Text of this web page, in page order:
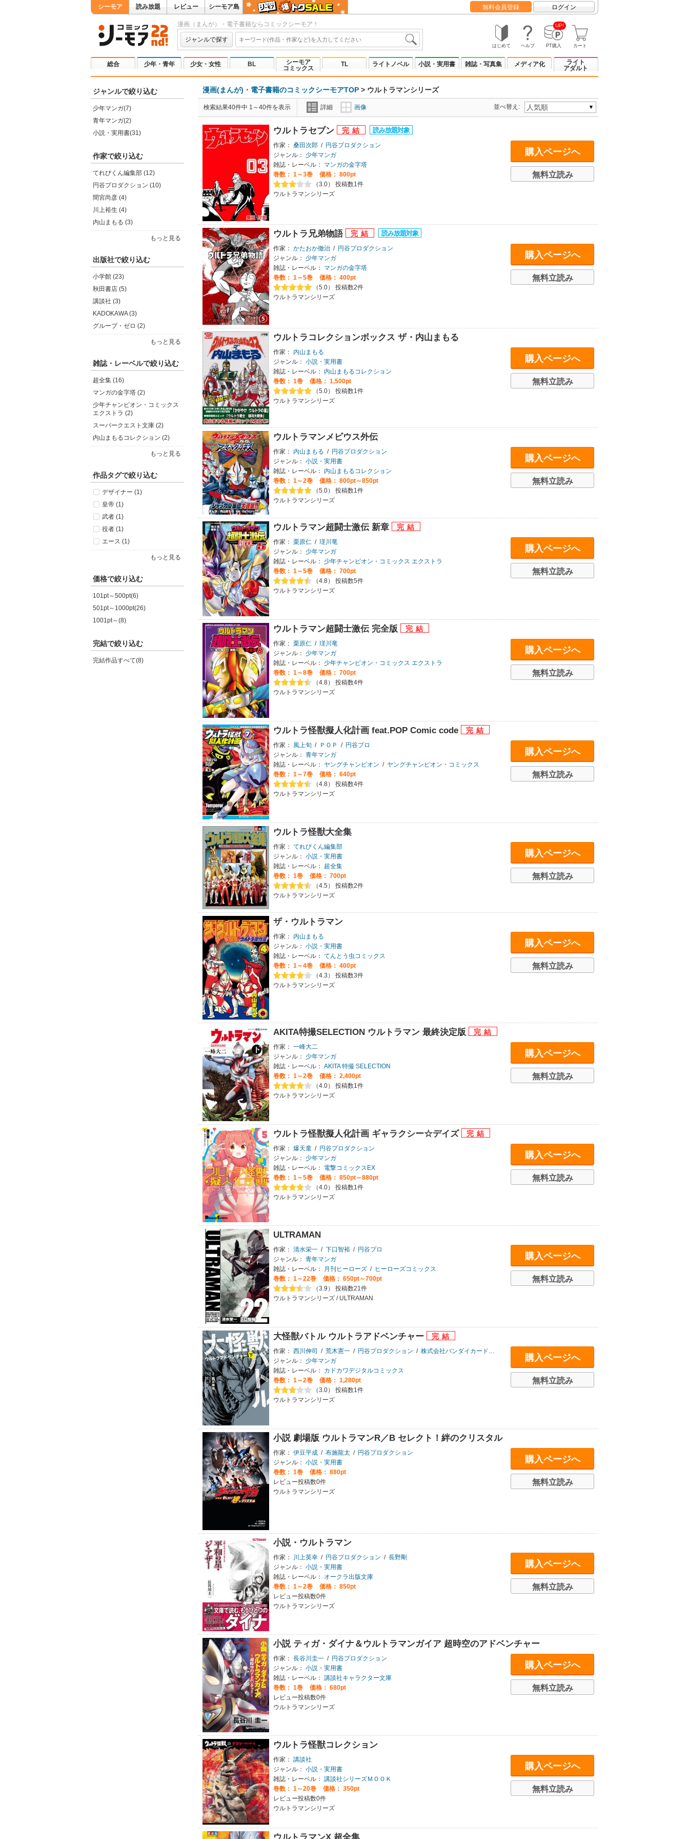
シーモア 読み放題 レビュー シーモア島 無料会員登録 ログイン
漫画（まんが）・電子書籍ならコミックシーモア！
ジャンルで探す
はじめて ヘルプ
UP!
PT購入 カート
総合 少年・青年 少女・女性 BL
シーモア
コミックス
TL ライトノベル 小説・実用書 雑誌・写真集 メディア化
ライト
アダルト
ジャンルで絞り込む
少年マンガ(7)
青年マンガ(2)
小説・実用書(31)
作家で絞り込む
てれびくん編集部 (12)
円谷プロダクション (10)
間宮尚彦 (4)
川上裕生 (4)
内山まもる (3)
もっと見る
出版社で絞り込む
小学館 (23)
秋田書店 (5)
講談社 (3)
KADOKAWA (3)
グループ・ゼロ (2)
もっと見る
雑誌・レーベルで絞り込む
超全集 (16)
マンガの金字塔 (2)
少年チャンピオン・コミックス
エクストラ (2)
スーパークエスト文庫 (2)
内山まもるコレクション (2)
もっと見る
作品タグで絞り込む
デザイナー (1)
皇帝 (1)
武者 (1)
役者 (1)
エース (1)
もっと見る
価格で絞り込む
101pt～500pt(6)
501pt～1000pt(26)
1001pt～(8)
完結で絞り込む
完結作品すべて(8)
漫画(まんが)・電子書籍のコミックシーモアTOP > ウルトラマンシリーズ
検索結果40件中 1～40件を表示 詳細 画像 並べ替え:
ウルトラセブン
作家： 桑田次郎 /
円谷プロダクション
ジャンル：
少年マンガ
雑誌・レーベル：
マンガの金字塔
巻数： 1～3巻
価格： 800pt
（3.0） 投稿数1件
ウルトラマンシリーズ
購入ページへ
無料立読み
ウルトラ兄弟物語
作家： かたおか徹治 / 円谷プロダクション
ジャンル：
少年マンガ
雑誌・レーベル：
マンガの金字塔
巻数： 1～5巻
価格： 400pt
（5.0） 投稿数2件
ウルトラマンシリーズ
購入ページへ
無料立読み
ウルトラコレクションボックス ザ・内山まもる
作家：
内山まもる
ジャンル： 小説・実用書
雑誌・レーベル：
内山まもるコレクション
巻数： 1巻
価格： 1,500pt
（5.0） 投稿数1件
ウルトラマンシリーズ
購入ページへ
無料立読み
ウルトラマンメビウス外伝
作家： 内山まもる /
円谷プロダクション
ジャンル： 小説・実用書
雑誌・レーベル：
内山まもるコレクション
巻数： 1～2巻
価格： 800pt～850pt
（5.0） 投稿数1件
ウルトラマンシリーズ
購入ページへ
無料立読み
ウルトラマン超闘士激伝 新章
作家： 栗原仁 / 瑳川竜
ジャンル：
少年マンガ
雑誌・レーベル：
少年チャンピオン・コミックス エクストラ
巻数： 1～5巻
価格： 700pt
（4.8） 投稿数5件
ウルトラマンシリーズ
購入ページへ
無料立読み
ウルトラマン超闘士激伝 完全版
作家： 栗原仁 / 瑳川竜
ジャンル：
少年マンガ
雑誌・レーベル：
少年チャンピオン・コミックス エクストラ
巻数： 1～8巻
価格： 700pt
（4.8） 投稿数4件
ウルトラマンシリーズ
購入ページへ
無料立読み
ウルトラ怪獣擬人化計画 feat.POP Comic code
作家： 風上旬 / ＰＯＰ /
円谷プロ
ジャンル： 青年マンガ
雑誌・レーベル：
ヤングチャンピオン / ヤングチャンピオン・コミックス
巻数： 1～7巻
価格： 640pt
（4.8） 投稿数4件
ウルトラマンシリーズ
購入ページへ
無料立読み
ウルトラ怪獣大全集
作家： てれびくん編集部
ジャンル： 小説・実用書
雑誌・レーベル：
超全集
巻数： 1巻
価格： 700pt
（4.5） 投稿数2件
ウルトラマンシリーズ
購入ページへ
無料立読み
ザ・ウルトラマン
作家：
内山まもる
ジャンル： 小説・実用書
雑誌・レーベル： てんとう虫コミックス
巻数： 1～4巻
価格： 400pt
（4.3） 投稿数3件
ウルトラマンシリーズ
購入ページへ
無料立読み
AKITA特撮SELECTION ウルトラマン 最終決定版
作家： 一峰大二
ジャンル：
少年マンガ
雑誌・レーベル： AKITA 特撮 SELECTION
巻数： 1～2巻
価格： 2,400pt
（4.0） 投稿数1件
ウルトラマンシリーズ
購入ページへ
無料立読み
ウルトラ怪獣擬人化計画 ギャラクシー☆デイズ
作家： 爆天童 /
円谷プロダクション
ジャンル：
少年マンガ
雑誌・レーベル：
電撃コミックスEX
巻数： 1～5巻
価格： 850pt～880pt
（4.0） 投稿数1件
ウルトラマンシリーズ
購入ページへ
無料立読み
ULTRAMAN
作家： 清水栄一 / 下口智裕 /
円谷プロ
ジャンル： 青年マンガ
雑誌・レーベル：
月刊ヒーローズ /
ヒーローズコミックス
巻数： 1～22巻
価格： 650pt～700pt
（3.9） 投稿数21件
ウルトラマンシリーズ / ULTRAMAN
購入ページへ
無料立読み
大怪獣バトル ウルトラアドベンチャー
作家： 西川伸司 / 荒木憲一 / 円谷プロダクション / 株式会社バンダイカード事業部
ジャンル：
少年マンガ
雑誌・レーベル：
カドカワデジタルコミックス
巻数： 1～2巻
価格： 1,280pt
（3.0） 投稿数1件
ウルトラマンシリーズ
購入ページへ
無料立読み
小説 劇場版 ウルトラマンR／B セレクト！絆のクリスタル
作家： 伊豆平成 / 布施龍太 / 円谷プロダクション
ジャンル： 小説・実用書
巻数： 1巻
価格： 880pt
レビュー投稿数0件
ウルトラマンシリーズ
購入ページへ
無料立読み
小説・ウルトラマン
作家： 川上英幸 / 円谷プロダクション / 長野剛
ジャンル： 小説・実用書
雑誌・レーベル：
オークラ出版文庫
巻数： 1～2巻
価格： 850pt
レビュー投稿数0件
ウルトラマンシリーズ
購入ページへ
無料立読み
小説 ティガ・ダイナ＆ウルトラマンガイア 超時空のアドベンチャー
作家： 長谷川圭一 / 円谷プロダクション
ジャンル： 小説・実用書
雑誌・レーベル： 講談社キャラクター文庫
巻数： 1巻
価格： 680pt
レビュー投稿数0件
ウルトラマンシリーズ
購入ページへ
無料立読み
ウルトラ怪獣コレクション
作家： 講談社
ジャンル： 小説・実用書
雑誌・レーベル： 講談社シリーズＭＯＯＫ
巻数： 1～20巻
価格： 350pt
レビュー投稿数0件
ウルトラマンシリーズ
購入ページへ
無料立読み